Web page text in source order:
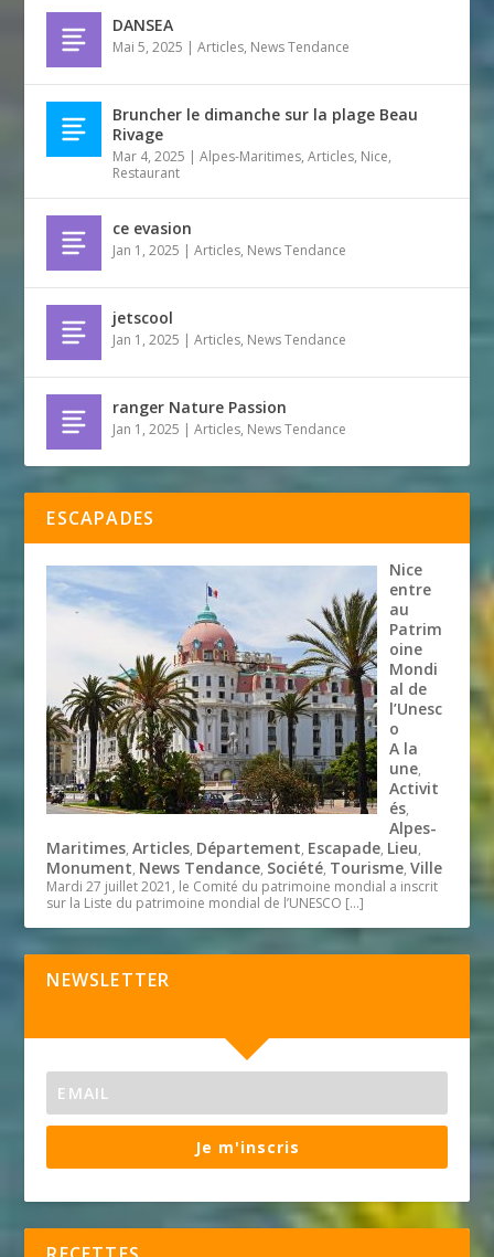
DANSEA
Mai 5, 2025 |Articles, News Tendance
Bruncher le dimanche sur la plage Beau
Rivage
Mar 4, 2025 |Alpes-Maritimes,Articles, Nice,
Restaurant
ce evasion
Jan 1, 2025 |Articles, News Tendance
jetscool
Jan 1, 2025 |Articles, News Tendance
ranger Nature Passion
Jan 1, 2025 |Articles, News Tendance
ESCAPADES
Nice
entre
au
Patrim
oine
Mondi
al de
l’Unesc
o
A la
une,
Activit
és,
Alpes-
Maritimes,Articles, Département, Escapade, Lieu,
Monument, News Tendance, Société, Tourisme,Ville
Mardi 27 juillet 2021, le Comité du patrimoine mondial a inscrit
sur la Liste du patrimoine mondial de l’UNESCO […]
NEWSLETTER
Je m'inscris